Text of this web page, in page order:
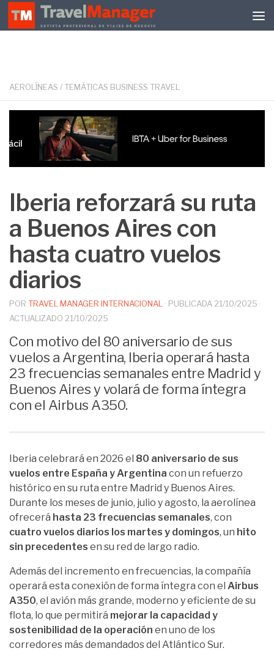
Debajo del contenido
AEROLÍNEAS / TEMÁTICAS BUSINESS TRAVEL
Iberia reforzará su ruta
a Buenos Aires con
hasta cuatro vuelos
diarios
POR TRAVEL MANAGER INTERNACIONAL · PUBLICADA 21/10/2025 ·
ACTUALIZADO 21/10/2025
Con motivo del 80 aniversario de sus
vuelos a Argentina, Iberia operará hasta
23 frecuencias semanales entre Madrid y
Buenos Aires y volará de forma íntegra
con el Airbus A350.
Iberia celebrará en 2026 el 80 aniversario de sus
vuelos entre España y Argentina con un refuerzo
histórico en su ruta entre Madrid y Buenos Aires.
Durante los meses de junio, julio y agosto, la aerolínea
ofrecerá hasta 23 frecuencias semanales, con
cuatro vuelos diarios los martes y domingos, un hito
sin precedentes en su red de largo radio.
Además del incremento en frecuencias, la compañía
operará esta conexión de forma íntegra con el Airbus
A350, el avión más grande, moderno y eficiente de su
flota, lo que permitirá mejorar la capacidad y
sostenibilidad de la operación en uno de los
corredores más demandados del Atlántico Sur.